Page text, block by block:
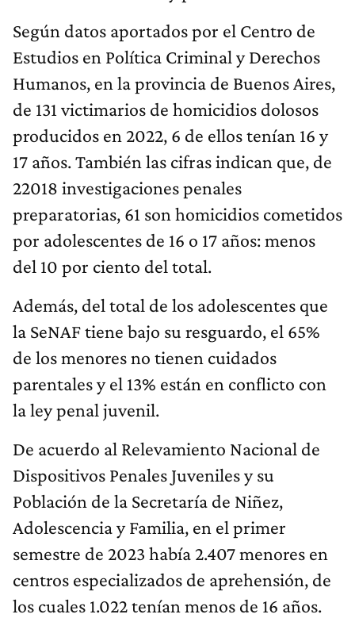
Según datos aportados por el Centro de
Estudios en Política Criminal y Derechos
Humanos, en la provincia de Buenos Aires,
de 131 victimarios de homicidios dolosos
producidos en 2022, 6 de ellos tenían 16 y
17 años. También las cifras indican que, de
22018 investigaciones penales
preparatorias, 61 son homicidios cometidos
por adolescentes de 16 o 17 años: menos
del 10 por ciento del total.
Además, del total de los adolescentes que
la SeNAF tiene bajo su resguardo, el 65%
de los menores no tienen cuidados
parentales y el 13% están en conflicto con
la ley penal juvenil.
De acuerdo al Relevamiento Nacional de
Dispositivos Penales Juveniles y su
Población de la Secretaría de Niñez,
Adolescencia y Familia, en el primer
semestre de 2023 había 2.407 menores en
centros especializados de aprehensión, de
los cuales 1.022 tenían menos de 16 años.